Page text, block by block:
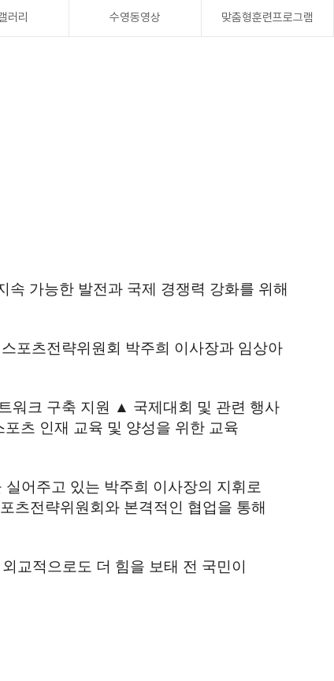
러리 수영동영상 맞춤형훈련프로그램
속 가능한 발전과 국제 경쟁력 강화를 위해
포츠전략위원회 박주희 이사장과 임상아
워크 구축 지원 ▲ 국제대회 및 관련 행사
포츠 인재 교육 및 양성을 위한 교육
어주고 있는 박주희 이사장의 지휘로
츠전략위원회와 본격적인 협업을 통해
교적으로도 더 힘을 보태 전 국민이